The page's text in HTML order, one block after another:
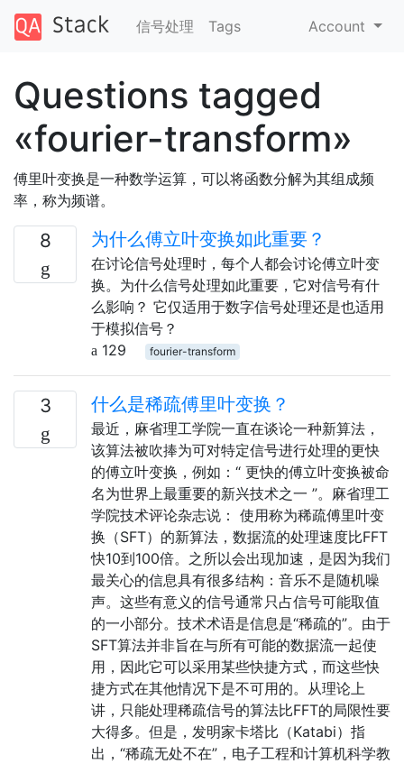
信号处理 Tags Account
Questions tagged
«fourier-transform»
傅里叶变换是一种数学运算，可以将函数分解为其组成频
率，称为频谱。
8 为什么傅立叶变换如此重要？
在讨论信号处理时，每个人都会讨论傅立叶变
换。为什么信号处理如此重要，它对信号有什
么影响？ 它仅适用于数字信号处理还是也适用
于模拟信号？
129
fourier-transform
3 什么是稀疏傅里叶变换？
最近，麻省理工学院一直在谈论一种新算法，
该算法被吹捧为可对特定信号进行处理的更快
的傅立叶变换，例如：“ 更快的傅立叶变换被命
名为世界上最重要的新兴技术之一 ”。麻省理工
学院技术评论杂志说： 使用称为稀疏傅里叶变
换（SFT）的新算法，数据流的处理速度比FFT
快10到100倍。之所以会出现加速，是因为我们
最关心的信息具有很多结构：音乐不是随机噪
声。这些有意义的信号通常只占信号可能取值
的一小部分。技术术语是信息是“稀疏的”。由于
SFT算法并非旨在与所有可能的数据流一起使
用，因此它可以采用某些快捷方式，而这些快
捷方式在其他情况下是不可用的。从理论上
讲，只能处理稀疏信号的算法比FFT的局限性要
大得多。但是，发明家卡塔比（Katabi）指
出，“稀疏无处不在”，电子工程和计算机科学教